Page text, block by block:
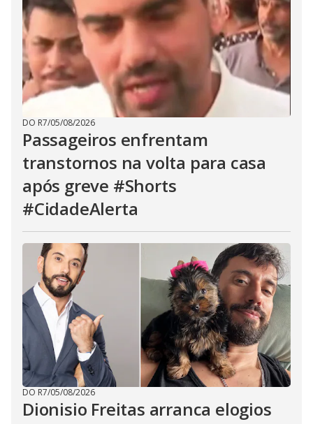
DO R7/05/08/2026
Passageiros enfrentam
transtornos na volta para casa
após greve #Shorts
#CidadeAlerta
DO R7/05/08/2026
Dionisio Freitas arranca elogios